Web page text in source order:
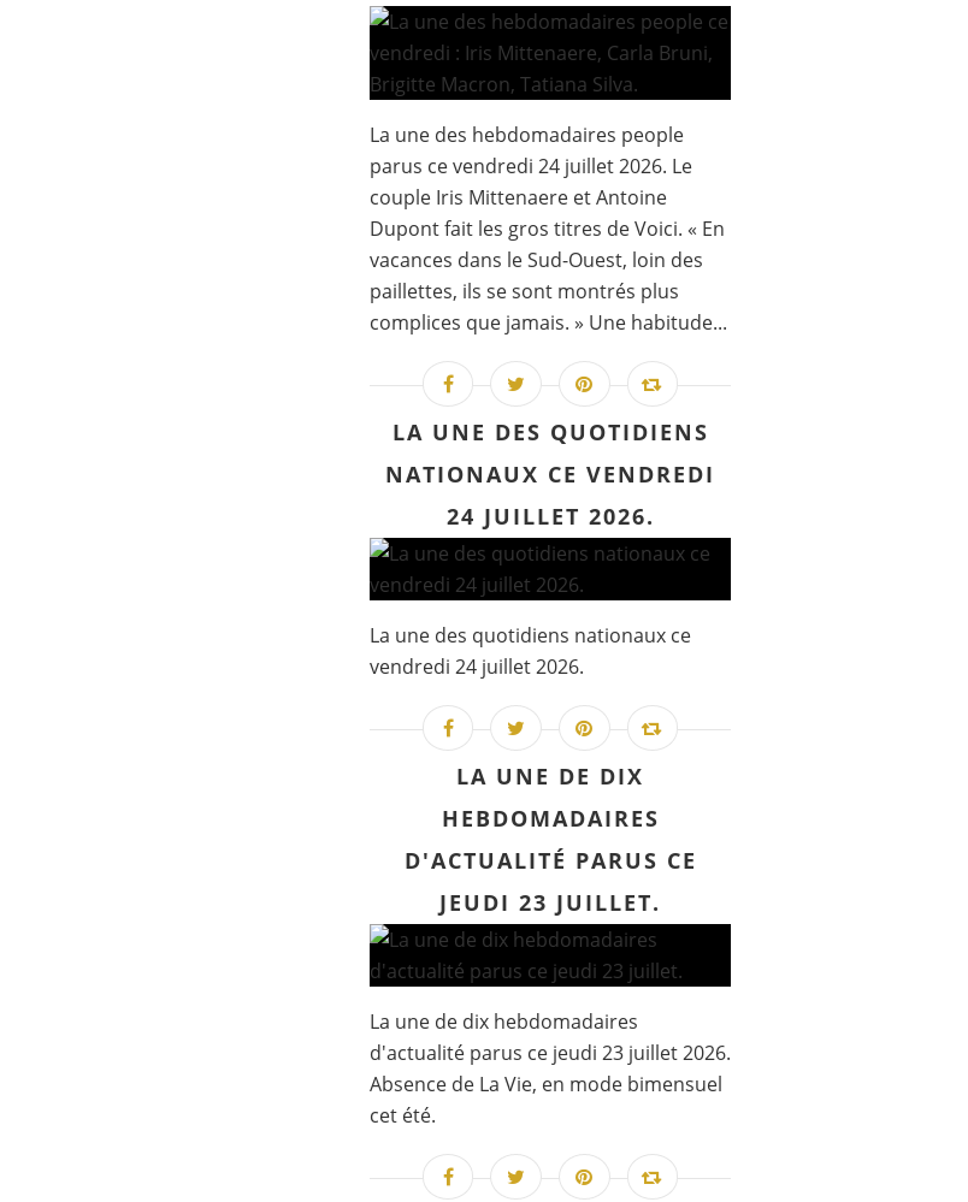
La une des hebdomadaires people
parus ce vendredi 24 juillet 2026. Le
couple Iris Mittenaere et Antoine
Dupont fait les gros titres de Voici. « En
vacances dans le Sud-Ouest, loin des
paillettes, ils se sont montrés plus
complices que jamais. » Une habitude...
LA UNE DES QUOTIDIENS
NATIONAUX CE VENDREDI
24 JUILLET 2026.
La une des quotidiens nationaux ce
vendredi 24 juillet 2026.
LA UNE DE DIX
HEBDOMADAIRES
D'ACTUALITÉ PARUS CE
JEUDI 23 JUILLET.
La une de dix hebdomadaires
d'actualité parus ce jeudi 23 juillet 2026.
Absence de La Vie, en mode bimensuel
cet été.